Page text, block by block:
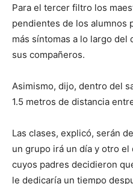
Para el tercer filtro los
pendientes de los alumnos
más síntomas a lo largo del
sus compañeros.
Asimismo, dijo, dentro del
1.5 metros de distancia
Las clases, explicó, serán
un grupo irá un día y otro
cuyos padres decidieron
le dedicaría un tiempo